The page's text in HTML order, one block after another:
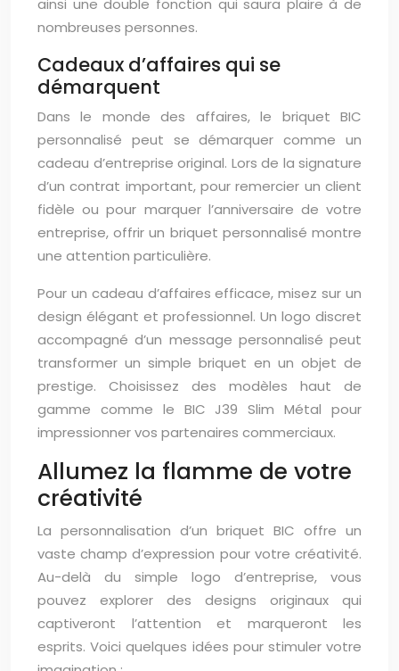
ainsi une double fonction qui saura plaire à de
nombreuses personnes.
Cadeaux d’affaires qui se
démarquent
Dans le monde des affaires, le briquet BIC
personnalisé peut se démarquer comme un
cadeau d’entreprise original. Lors de la signature
d’un contrat important, pour remercier un client
fidèle ou pour marquer l’anniversaire de votre
entreprise, offrir un briquet personnalisé montre
une attention particulière.
Pour un cadeau d’affaires efficace, misez sur un
design élégant et professionnel. Un logo discret
accompagné d’un message personnalisé peut
transformer un simple briquet en un objet de
prestige. Choisissez des modèles haut de
gamme comme le BIC J39 Slim Métal pour
impressionner vos partenaires commerciaux.
Allumez la flamme de votre
créativité
La personnalisation d’un briquet BIC offre un
vaste champ d’expression pour votre créativité.
Au-delà du simple logo d’entreprise, vous
pouvez explorer des designs originaux qui
captiveront l’attention et marqueront les
esprits. Voici quelques idées pour stimuler votre